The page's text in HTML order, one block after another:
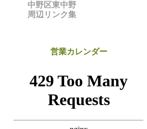
中野区東中野
周辺リンク集
営業カレンダー